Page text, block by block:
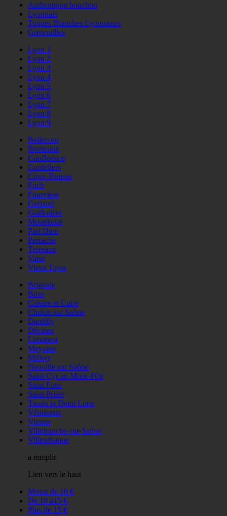
Authentique bouchon
Lyonnais
Toques Blanches Lyonnaises
Grenouilles
Lyon 1
Lyon 2
Lyon 3
Lyon 4
Lyon 5
Lyon 6
Lyon 7
Lyon 8
Lyon 9
Bellecour
Brotteaux
Confluence
Cordeliers
Croix-Rousse
Foch
Fourvière
Gerland
Guillotière
Monplaisir
Part Dieu
Perrache
Terreaux
Vaise
Vieux Lyon
Brignais
Bron
Caluire et Cuire
Chalon sur Saône
Dardilly
Décines
Limonest
Meyzieu
Millery
Neuville sur Saône
Saint Cyr au Mont d'Or
Saint Fons
Saint Priest
Tassin la Demi Lune
Vénisseux
Vienne
Villefranche-sur-Saône
Villeurbanne
a remplir
Lien vers le haut
Moins de 10 €
De 10 à15 €
Plus de 15 €